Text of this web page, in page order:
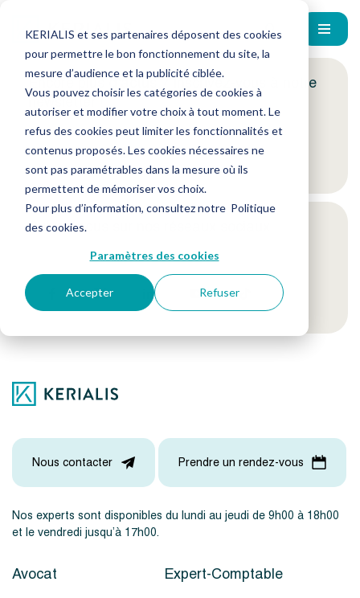
KERIALIS et ses partenaires déposent des cookies
pour permettre le bon fonctionnement du site, la
mesure d’audience et la publicité ciblée.
Vous pouvez choisir les catégories de cookies à
autoriser et modifier votre choix à tout moment. Le
refus des cookies peut limiter les fonctionnalités et
contenus proposés. Les cookies nécessaires ne
sont pas paramétrables dans la mesure où ils
permettent de mémoriser vos choix.
Pour plus d’information, consultez notre Politique
des cookies.
Paramètres des cookies
Accepter Refuser
Encore plus d'actus ? Inscrivez-vous à notre
newsletter !
Je m'inscris
Suivez-nous sur nos réseaux sociaux
Nos experts sont disponibles du lundi au jeudi de 9h00 à 18h00
et le vendredi jusqu’à 17h00.
Nous contacter Prendre un rendez-vous
Avocat Expert-Comptable